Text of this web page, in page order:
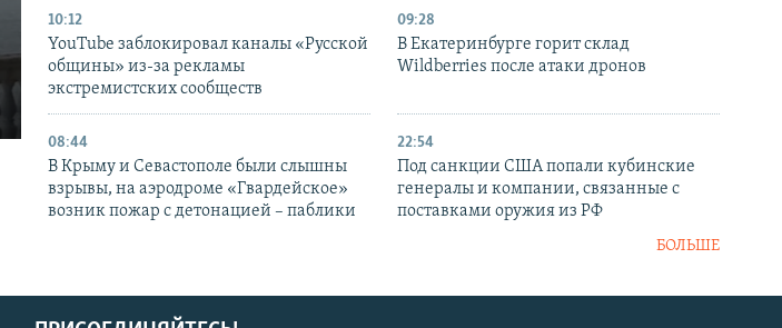
10:12
YouTube заблокировал каналы «Русской
общины» из-за рекламы
экстремистских сообществ
09:28
В Екатеринбурге горит склад
Wildberries после атаки дронов
08:44
В Крыму и Севастополе были слышны
взрывы, на аэродроме «Гвардейское»
возник пожар с детонацией – паблики
22:54
Под санкции США попали кубинские
генералы и компании, связанные с
поставками оружия из РФ
БОЛЬШЕ